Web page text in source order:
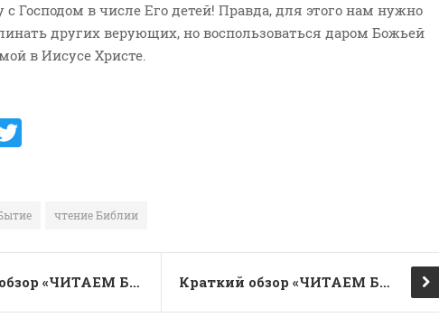
с Господом в числе Его детей! Правда, для этого нам нужно
других верующих, но воспользоваться даром Божьей
в Иисусе Христе.
te
r
чтение Библии
Краткий обзор «ЧИТАЕМ БИБЛИЮ ВМЕСТЕ – ЗА ОДИН ГОД!»; за 17 января – Бытие 49 глава… Краткий обзор «ЧИТАЕМ БИБЛИЮ ВМЕСТЕ – ЗА ОДИН ГОД!»; 17 января – аудио-обзор, Бытие 30-50 главы…